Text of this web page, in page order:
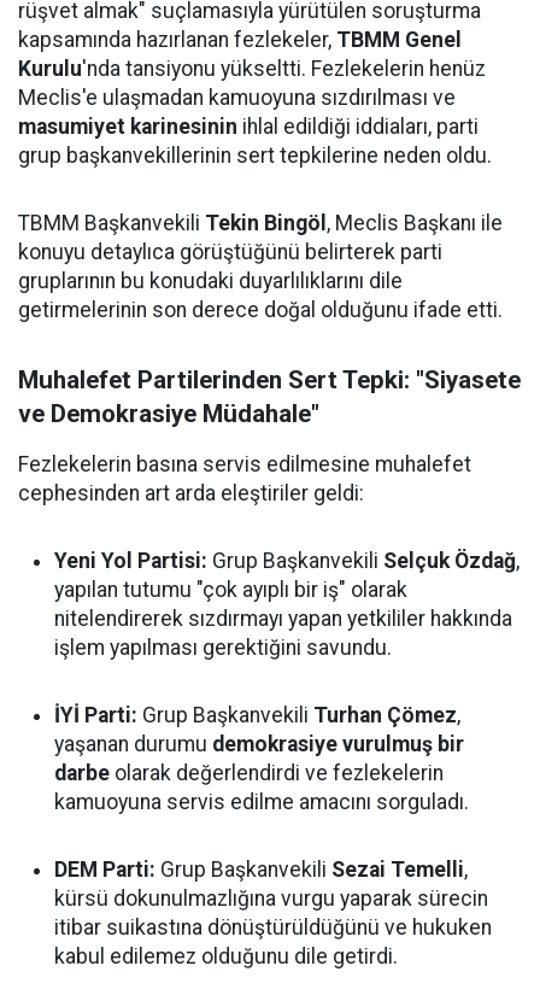
rüşvet almak" suçlamasıyla yürütülen soruşturma
kapsamında hazırlanan fezlekeler, TBMM Genel
Kurulu'nda tansiyonu yükseltti. Fezlekelerin henüz
Meclis'e ulaşmadan kamuoyuna sızdırılması ve
masumiyet karinesinin ihlal edildiği iddiaları, parti
grup başkanvekillerinin sert tepkilerine neden oldu.
TBMM Başkanvekili Tekin Bingöl , Meclis Başkanı ile
konuyu detaylıca görüştüğünü belirterek parti
gruplarının bu konudaki duyarlılıklarını dile
getirmelerinin son derece doğal olduğunu ifade etti.
Muhalefet Partilerinden Sert Tepki: "Siyasete
ve Demokrasiye Müdahale"
Fezlekelerin basına servis edilmesine muhalefet
cephesinden art arda eleştiriler geldi:
Yeni Yol Partisi: Grup Başkanvekili Selçuk Özdağ,
yapılan tutumu "çok ayıplı bir iş" olarak
nitelendirerek sızdırmayı yapan yetkililer hakkında
işlem yapılması gerektiğini savundu.
İYİ Parti: Grup Başkanvekili Turhan Çömez,
yaşanan durumu demokrasiye vurulmuş bir
darbe olarak değerlendirdi ve fezlekelerin
kamuoyuna servis edilme amacını sorguladı.
DEM Parti: Grup Başkanvekili Sezai Temelli,
kürsü dokunulmazlığına vurgu yaparak sürecin
itibar suikastına dönüştürüldüğünü ve hukuken
kabul edilemez olduğunu dile getirdi.